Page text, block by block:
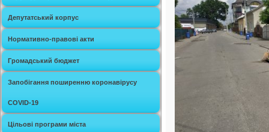
Депутатський корпус
Нормативно-правові акти
Громадський бюджет
Запобігання поширенню коронавірусу
COVID-19
Цільові програми міста